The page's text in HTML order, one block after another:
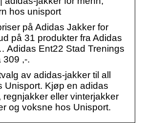
hos unisport
på Adidas Jakker for
på 31 produkter fra Adidas
Adidas Ent22 Stad Trenings
309 ,-.
av adidas-jakker til all
Unisport. Kjøp en adidas
regnjakker eller vinterjakker
og voksne hos Unisport.